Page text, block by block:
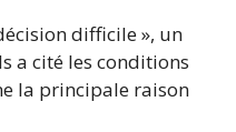
difficile », un
a cité les conditions
la principale raison